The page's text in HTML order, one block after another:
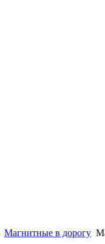
Магнитные в дорогу